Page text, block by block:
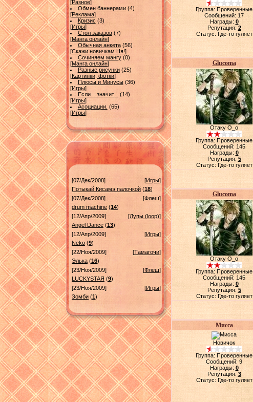
[Разное]
Обмен баннерами (4)
[Реклама]
Кризис (3)
[Игры]
Стол заказов (7)
[Манга онлайн]
Обычная анкета (56)
[Скажи новичкам Ня!]
Сочиняем мангу (0)
[Манга онлайн]
Разные рисунки (25)
[Картинки, фотки]
Плюсы и Минусы (36)
[Игры]
Если....значит...
(14)
[Игры]
Асоциации. (65)
[Игры]
[07/Дек/2008] [Игры]
Потыкай Кисамэ палочкой (18)
[07/Дек/2008]
[Флеш]
drum machine (14)
[12/Апр/2009]
[Лупы (loop)]
Angel Dance (13)
[12/Апр/2009]
[Игры]
Neko (9)
[22/Ноя/2009]
[Тамагочи]
Элька (16)
[23/Ноя/2009]
[Флеш]
LUСKYSTAЯ (9)
[23/Ноя/2009]
[Игры]
Зомби (1)
Группа: Проверенные
Сообщений: 17
Награды: 0
Репутация: 2
Статус: Где-то гуляет
Glucoma
Отаку О_о
Группа: Проверенные
Сообщений: 145
Награды: 0
Репутация: 5
Статус: Где-то гуляет
Glucoma
Отаку О_о
Группа: Проверенные
Сообщений: 145
Награды: 0
Репутация: 5
Статус: Где-то гуляет
Мисса
Новичок
Группа: Проверенные
Сообщений: 9
Награды: 0
Репутация: 3
Статус: Где-то гуляет